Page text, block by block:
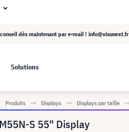
dès maintenant par e-mail ! info@visunext.fr
Solutions
Produits Displays Displays par taille
S 55" Display